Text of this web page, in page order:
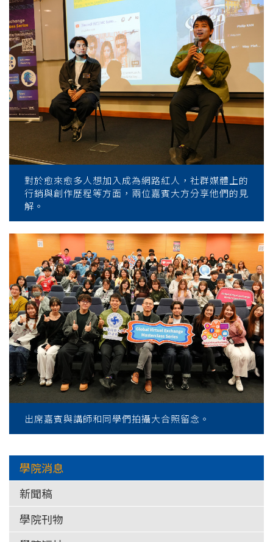
對於愈來愈多人想加入成為網路紅人，社群媒體上的
行銷與創作歷程等方面，兩位嘉賓大方分享他們的見
解。
出席嘉賓與講師和同學們拍攝大合照留念。
學院消息
新聞稿
學院刊物